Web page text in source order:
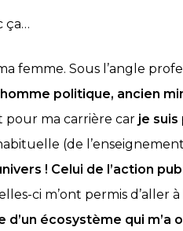
ça…
femme. Sous l’angle
politique, ancien
ma carrière car je
(de
! Celui de l’action
ci m’ont permis d’aller
d’un écosystème qui m’a